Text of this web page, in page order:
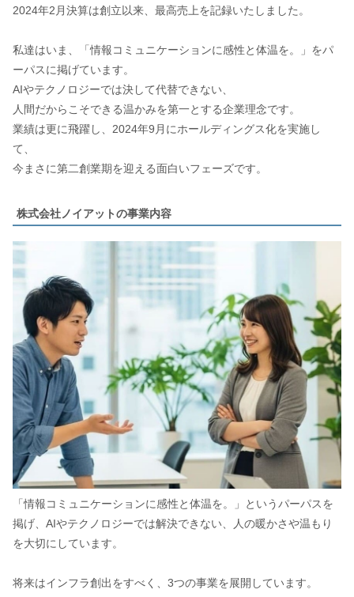
2024年2月決算は創立以来、最高売上を記録いたしました。
私達はいま、「情報コミュニケーションに感性と体温を。」をパ
ーパスに掲げています。
AIやテクノロジーでは決して代替できない、
人間だからこそできる温かみを第一とする企業理念です。
業績は更に飛躍し、2024年9月にホールディングス化を実施し
て、
今まさに第二創業期を迎える面白いフェーズです。
株式会社ノイアットの事業内容
「情報コミュニケーションに感性と体温を。」というパーパスを
掲げ、AIやテクノロジーでは解決できない、人の暖かさや温もり
を大切にしています。
将来はインフラ創出をすべく、3つの事業を展開しています。